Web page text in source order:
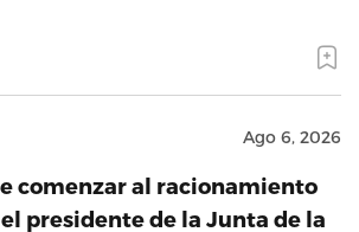
Ago 6, 2026
comenzar al racionamiento
presidente de la Junta de la